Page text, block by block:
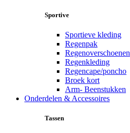
Sportive
Sportieve kleding
Regenpak
Regenoverschoenen
Regenkleding
Regencape/poncho
Broek kort
Arm- Beenstukken
Onderdelen & Accessoires
Tassen